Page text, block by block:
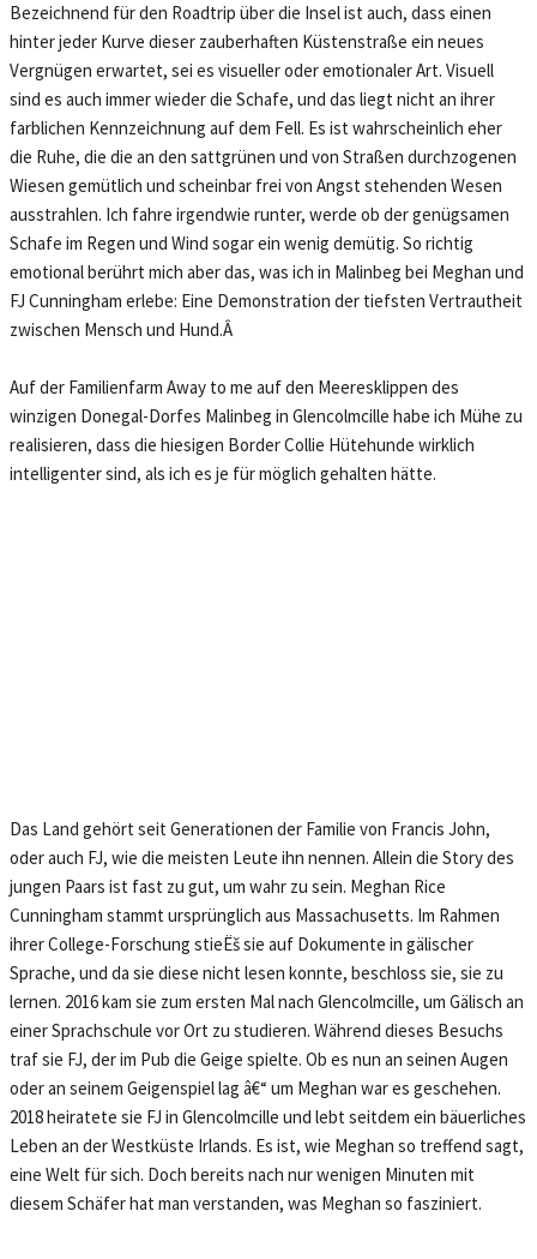
Bezeichnend für den Roadtrip über die Insel ist auch, dass einen
hinter jeder Kurve dieser zauberhaften Küstenstraße ein neues
Vergnügen erwartet, sei es visueller oder emotionaler Art. Visuell
sind es auch immer wieder die Schafe, und das liegt nicht an ihrer
farblichen Kennzeichnung auf dem Fell. Es ist wahrscheinlich eher
die Ruhe, die die an den sattgrünen und von Straßen durchzogenen
Wiesen gemütlich und scheinbar frei von Angst stehenden Wesen
ausstrahlen. Ich fahre irgendwie runter, werde ob der genügsamen
Schafe im Regen und Wind sogar ein wenig demütig. So richtig
emotional berührt mich aber das, was ich in Malinbeg bei Meghan und
FJ Cunningham erlebe: Eine Demonstration der tiefsten Vertrautheit
zwischen Mensch und Hund.Â
Auf der Familienfarm Away to me auf den Meeresklippen des
winzigen Donegal-Dorfes Malinbeg in Glencolmcille habe ich Mühe zu
realisieren, dass die hiesigen Border Collie Hütehunde wirklich
intelligenter sind, als ich es je für möglich gehalten hätte.
Das Land gehört seit Generationen der Familie von Francis John,
oder auch FJ, wie die meisten Leute ihn nennen. Allein die Story des
jungen Paars ist fast zu gut, um wahr zu sein. Meghan Rice
Cunningham stammt ursprünglich aus Massachusetts. Im Rahmen
ihrer College-Forschung stieËš sie auf Dokumente in gälischer
Sprache, und da sie diese nicht lesen konnte, beschloss sie, sie zu
lernen. 2016 kam sie zum ersten Mal nach Glencolmcille, um Gälisch an
einer Sprachschule vor Ort zu studieren. Während dieses Besuchs
traf sie FJ, der im Pub die Geige spielte. Ob es nun an seinen Augen
oder an seinem Geigenspiel lag â€“ um Meghan war es geschehen.
2018 heiratete sie FJ in Glencolmcille und lebt seitdem ein bäuerliches
Leben an der Westküste Irlands. Es ist, wie Meghan so treffend sagt,
eine Welt für sich. Doch bereits nach nur wenigen Minuten mit
diesem Schäfer hat man verstanden, was Meghan so fasziniert.